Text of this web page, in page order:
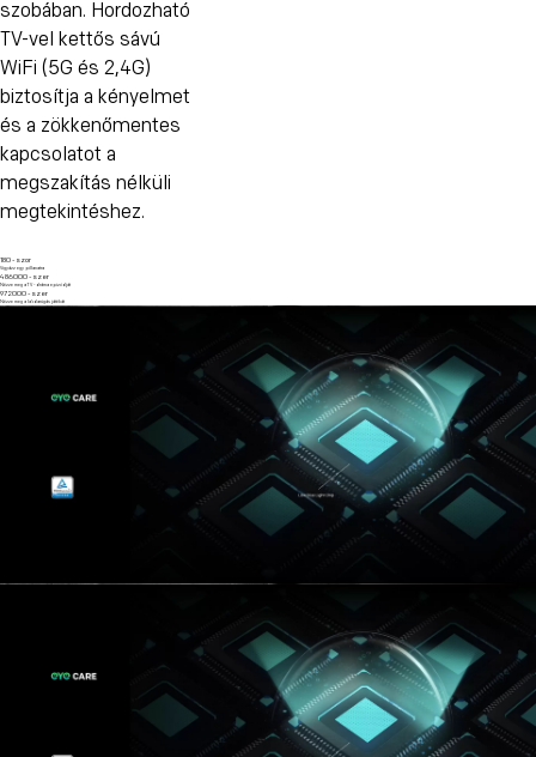
szobában. Hordozható
TV-vel kettős sávú
WiFi (5G és 2,4G)
biztosítja a kényelmet
és a zökkenőmentes
kapcsolatot a
megszakítás nélküli
megtekintéshez.
180 -szor
Vigyázz egy pillanatra
486000 -szer
Nézze meg a TV -dráma epizódját
972000 -szer
Nézze meg a labdarúgás játékát